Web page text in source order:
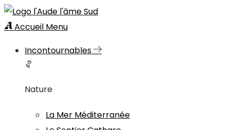
Accueil Menu
Incontournables
Nature
La Mer Méditerranée